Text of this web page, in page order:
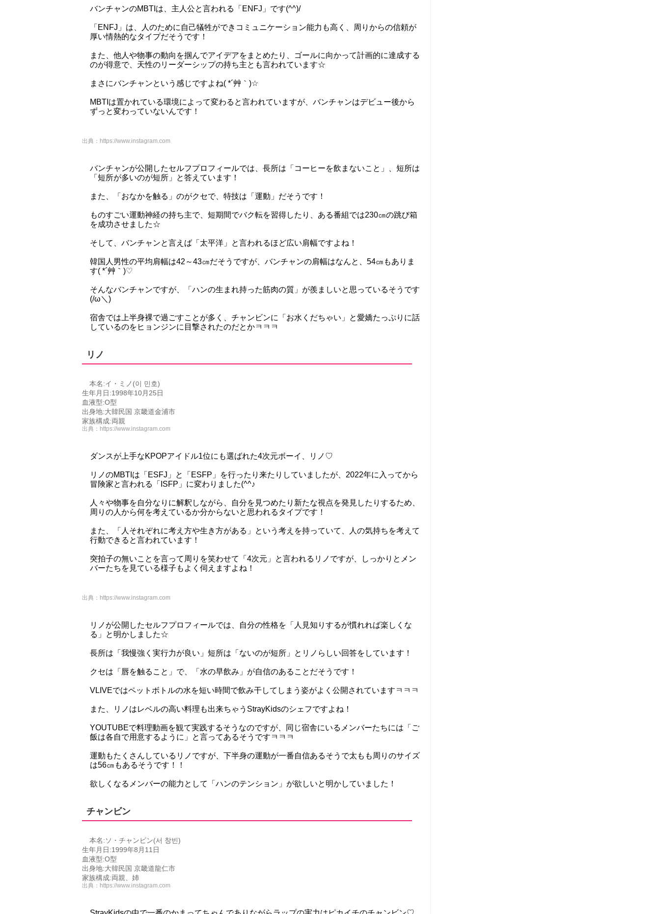
バンチャンのMBTIは、主人公と言われる「ENFJ」です(^^)/
「ENFJ」は、人のために自己犠牲ができコミュニケーション能力も高く、周りからの信頼が
厚い情熱的なタイプだそうです！
また、他人や物事の動向を掴んでアイデアをまとめたり、ゴールに向かって計画的に達成する
のが得意で、天性のリーダーシップの持ち主とも言われています☆
まさにバンチャンという感じですよね( *´艸｀)☆
MBTIは置かれている環境によって変わると言われていますが、バンチャンはデビュー後から
ずっと変わっていないんです！
出典： https://www.instagram.com
バンチャンが公開したセルフプロフィールでは、長所は「コーヒーを飲まないこと」、短所は
「短所が多いのが短所」と答えています！
また、「おなかを触る」のがクセで、特技は「運動」だそうです！
ものすごい運動神経の持ち主で、短期間でバク転を習得したり、ある番組では230㎝の跳び箱
を成功させました☆
そして、バンチャンと言えば「太平洋」と言われるほど広い肩幅ですよね！
韓国人男性の平均肩幅は42～43㎝だそうですが、バンチャンの肩幅はなんと、54㎝もありま
す( *´艸｀)♡
そんなバンチャンですが、「ハンの生まれ持った筋肉の質」が羨ましいと思っているそうです
(/ω＼)
宿舎では上半身裸で過ごすことが多く、チャンビンに「お水くだちゃい」と愛嬌たっぷりに話
しているのをヒョンジンに目撃されたのだとかㅋㅋㅋ
リノ
本名:イ・ミノ(이 민호)
生年月日:1998年10月25日
血液型:O型
出身地:大韓民国 京畿道金浦市
家族構成:両親
出典： https://www.instagram.com
ダンスが上手なKPOPアイドル1位にも選ばれた4次元ボーイ、リノ♡
リノのMBTIは「ESFJ」と「ESFP」を行ったり来たりしていましたが、2022年に入ってから
冒険家と言われる「ISFP」に変わりました(^^♪
人々や物事を自分なりに解釈しながら、自分を見つめたり新たな視点を発見したりするため、
周りの人から何を考えているか分からないと思われるタイプです！
また、「人それぞれに考え方や生き方がある」という考えを持っていて、人の気持ちを考えて
行動できると言われています！
突拍子の無いことを言って周りを笑わせて「4次元」と言われるリノですが、しっかりとメン
バーたちを見ている様子もよく伺えますよね！
出典： https://www.instagram.com
リノが公開したセルフプロフィールでは、自分の性格を「人見知りするが慣れれば楽しくな
る」と明かしました☆
長所は「我慢強く実行力が良い」短所は「ないのが短所」とリノらしい回答をしています！
クセは「唇を触ること」で、「水の早飲み」が自信のあることだそうです！
VLIVEではペットボトルの水を短い時間で飲み干してしまう姿がよく公開されていますㅋㅋㅋ
また、リノはレベルの高い料理も出来ちゃうStrayKidsのシェフですよね！
YOUTUBEで料理動画を観て実践するそうなのですが、同じ宿舎にいるメンバーたちには「ご
飯は各自で用意するように」と言ってあるそうですㅋㅋㅋ
運動もたくさんしているリノですが、下半身の運動が一番自信あるそうで太もも周りのサイズ
は56㎝もあるそうです！！
欲しくなるメンバーの能力として「ハンのテンション」が欲しいと明かしていました！
チャンビン
本名:ソ・チャンビン(서 창빈)
生年月日:1999年8月11日
血液型:O型
出身地:大韓民国 京畿道龍仁市
家族構成:両親、姉
出典： https://www.instagram.com